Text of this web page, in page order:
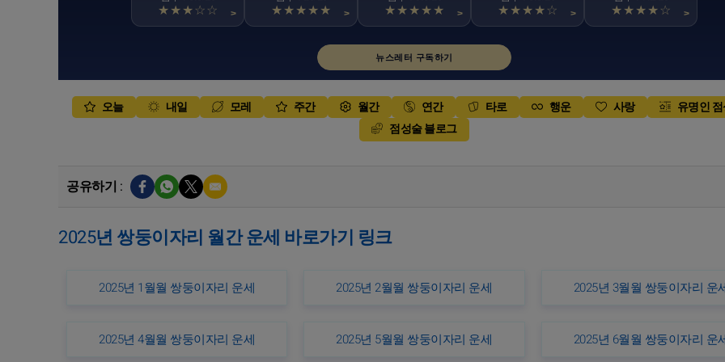
★★★☆☆ > ★★★★★ > ★★★★★ > ★★★★☆ > ★★★★☆ >
뉴스레터 구독하기
오늘 내일 모레 주간 월간 연간 타로 행운 사랑
유명인
점성술 블로그
공유하기 :
2025년 쌍둥이자리 월간 운세 바로가기 링크
2025년 1월월 쌍둥이자리 운세 2025년 2월월 쌍둥이자리 운세 2025년 3월월 쌍둥이자리 운
2025년 4월월 쌍둥이자리 운세 2025년 5월월 쌍둥이자리 운세 2025년 6월월 쌍둥이자리 운